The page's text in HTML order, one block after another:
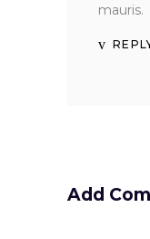
mauris.
Add